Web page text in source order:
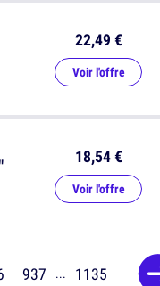
22,49 €
Voir l'offre
18,54 €
Voir l'offre
937 ... 1135